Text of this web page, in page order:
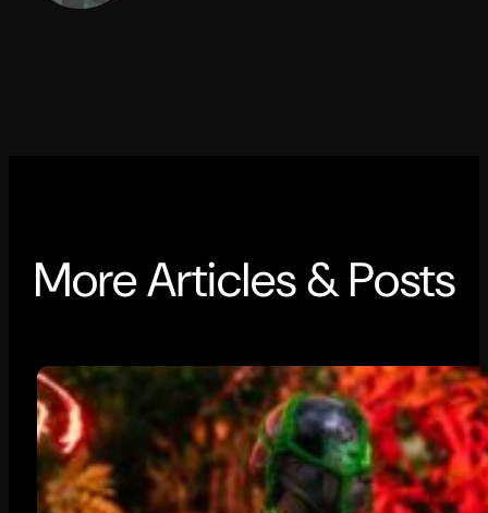
More Articles & Posts